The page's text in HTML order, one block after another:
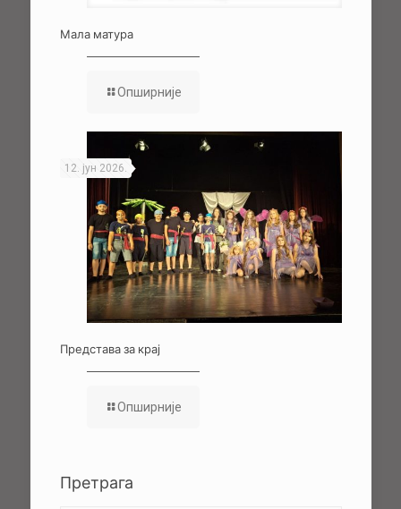
Мала матура
Опширније
12. јун 2026.
Представа за крај
Опширније
Претрага